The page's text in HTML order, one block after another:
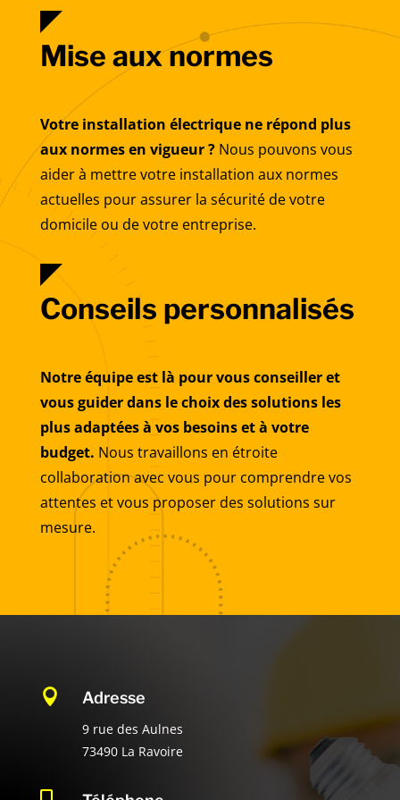
Mise aux normes
Votre installation électrique ne répond plus
aux normes en vigueur ?Nous pouvons vous
aider à mettre votre installation aux normes
actuelles pour assurer la sécurité de votre
domicile ou de votre entreprise.
Conseils personnalisés
Notre équipe est là pour vous conseiller et
vous guider dans le choix des solutions les
plus adaptées à vos besoins et à votre
budget. Nous travaillons en étroite
collaboration avec vous pour comprendre vos
attentes et vous proposer des solutions sur
mesure.
 Adresse
9 rue des Aulnes
73490 La Ravoire